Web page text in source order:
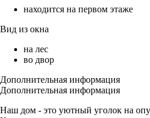
находится на первом этаже
Вид из окна
на лес
во двор
Дополнительная информация
Дополнительная информация
Наш дом - это уютный уголок на